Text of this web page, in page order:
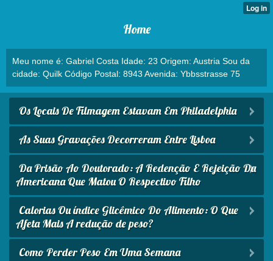
Home
Meu nome é: Gabriel Costa Idade: 23 Origem: Austria Sou da
cidade: Quilk Código Postal: 8943 Avenida: Ybbsstrasse 75
Os Locais De Filmagem Estavam Em Philadelphia
As Suas Gravações Decorreram Entre Lisboa
Da Prisão Ao Doutorado: A Redenção E Rejeição Da
Americana Que Matou O Respectivo Filho
Calorias Ou índice Glicêmico Do Alimento: O Que
Afeta Mais A redução de peso?
Como Perder Peso Em Uma Semana